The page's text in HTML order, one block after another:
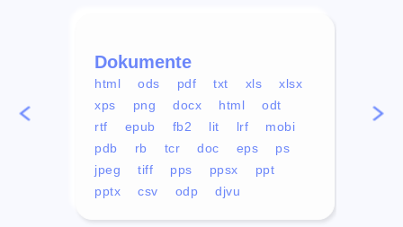
Dokumente
html ods pdf txt xls
xlsx
xps
png docx html
odt
rtf
epub fb2 lit lrf
mobi
pdb
rb tcr doc eps
ps
jpeg
tiff pps ppsx
ppt
pptx
csv odp djvu
mp4